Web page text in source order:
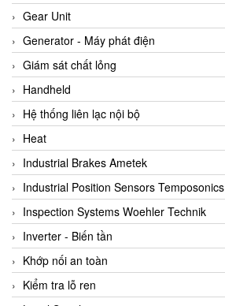
Ardetem-Sfere-Vietnam
Argal
AS ENERGI
ASCO CO2
Asker
AT2E
ATC Pneumatic
ATEX System
ATI - IA
ATI (Analytical Technology Inc)
Atos
Atrax
Gear Unit
Generator - Máy phát điện
Giám sát chất lỏng
Handheld
Hệ thống liên lạc nội bộ
Heat
Industrial Brakes Ametek
Industrial Position Sensors Temposonics
Inspection Systems Woehler Technik
Inverter - Biến tần
Khớp nối an toàn
Kiểm tra lỗ ren